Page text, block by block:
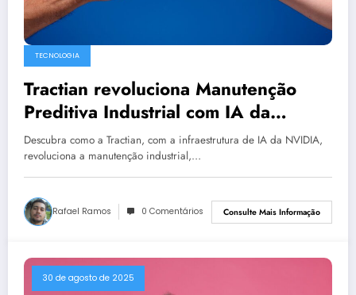
TECNOLOGIA
Tractian revoluciona Manutenção
Preditiva Industrial com IA da
NVIDIA
Descubra como a Tractian, com a infraestrutura de IA da NVIDIA,
revoluciona a manutenção industrial,…
Rafael Ramos 0 Comentários Consulte Mais Informação
30 de agosto de 2025